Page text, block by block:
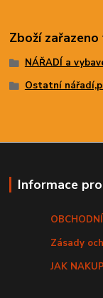
Zboží
NÁŘADÍ a
Ostatní
Informace
Zásady
JAK